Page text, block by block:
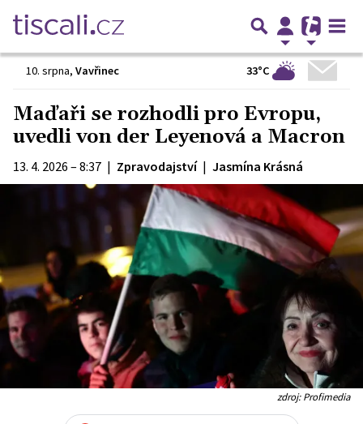
10. srpna, Vavřinec 33°C
Maďaři se rozhodli pro Evropu,
uvedli von der Leyenová a Macron
13. 4. 2026 – 8:37 | Zpravodajství | Jasmína Krásná
zdroj: Profimedia